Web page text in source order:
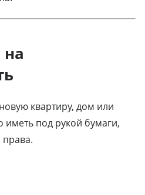
квартиру, дом или
иметь под рукой бумаги,